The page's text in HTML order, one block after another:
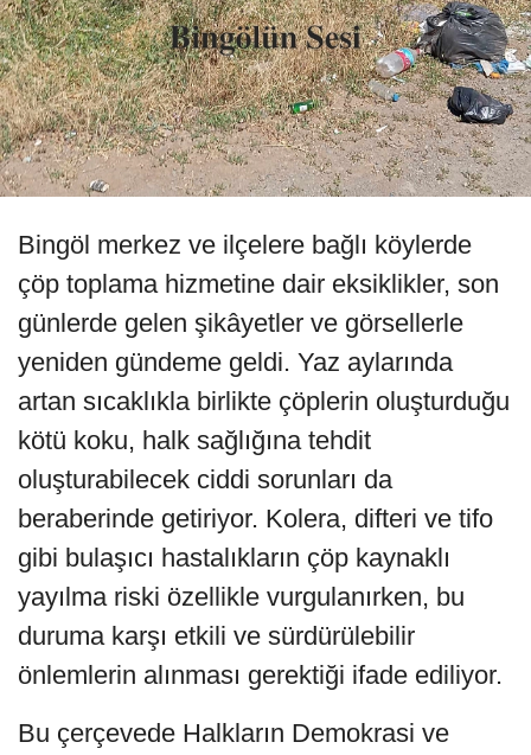
Bingöl merkez ve ilçelere bağlı köylerde
çöp toplama hizmetine dair eksiklikler, son
günlerde gelen şikâyetler ve görsellerle
yeniden gündeme geldi. Yaz aylarında
artan sıcaklıkla birlikte çöplerin oluşturduğu
kötü koku, halk sağlığına tehdit
oluşturabilecek ciddi sorunları da
beraberinde getiriyor. Kolera, difteri ve tifo
gibi bulaşıcı hastalıkların çöp kaynaklı
yayılma riski özellikle vurgulanırken, bu
duruma karşı etkili ve sürdürülebilir
önlemlerin alınması gerektiği ifade ediliyor.
Bu çerçevede Halkların Demokrasi ve